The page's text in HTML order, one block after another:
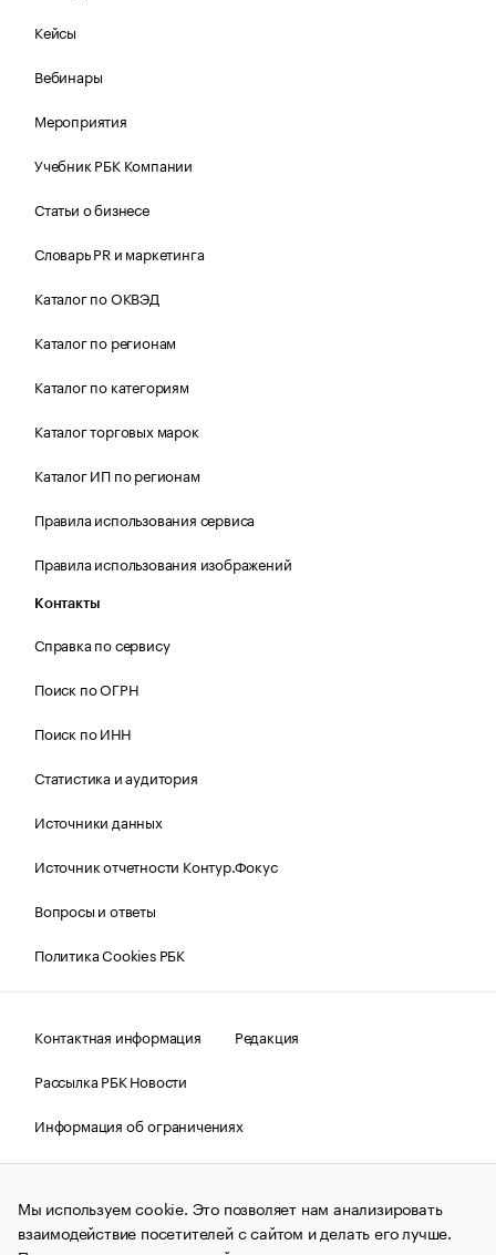
Кейсы
Вебинары
Мероприятия
Учебник РБК Компании
Статьи о бизнесе
Словарь PR и маркетинга
Каталог по ОКВЭД
Каталог по регионам
Каталог по категориям
Каталог торговых марок
Каталог ИП по регионам
Правила использования сервиса
Правила использования изображений
Контакты
Справка по сервису
Поиск по ОГРН
Поиск по ИНН
Статистика и аудитория
Источники данных
Источник отчетности Контур.Фокус
Вопросы и ответы
Политика Cookies РБК
Контактная информация
Редакция
Рассылка РБК Новости
Информация об ограничениях
Правовая информация
О соблюдении авторских прав
© АО «РОСБИЗНЕСКОНСАЛТИНГ»,1995–2026.Сообщения
и материалы информационного агентства «РБК»
(зарегистрировано Федеральной службой по надзору в сфере
Мы используем cookie. Это позволяет нам анализировать
взаимодействие посетителей с сайтом и делать его лучше.